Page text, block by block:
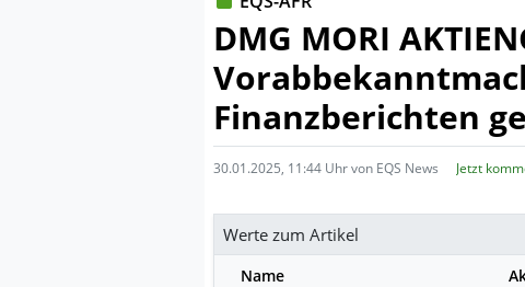
DMG MORI
Finanzberichten
30.01.2025, 11:44 Uhr von EQS News Jetzt
Werte zum Artikel
Name